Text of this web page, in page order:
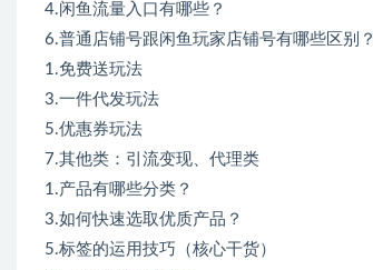
4.闲鱼流量入口有哪些？
6.普通店铺号跟闲鱼玩家店铺号有哪些区别？
1.免费送玩法
3.一件代发玩法
5.优惠券玩法
7.其他类：引流变现、代理类
1.产品有哪些分类？
3.如何快速选取优质产品？
5.标签的运用技巧（核心干货）